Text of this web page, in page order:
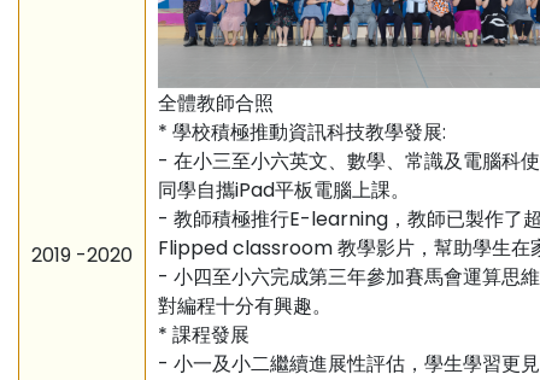
2019 -2020
全體教師合照
* 學校積極推動資訊科技教學發展:
- 在小三至小六英文、數學、常識及電腦科
同學自攜iPad平板電腦上課。
- 教師積極推行E-learning，教師已製作了
Flipped classroom 教學影片，幫助學生在
- 小四至小六完成第三年參加賽馬會運算思
對編程十分有興趣。
* 課程發展
- 小一及小二繼續進展性評估，學生學習更